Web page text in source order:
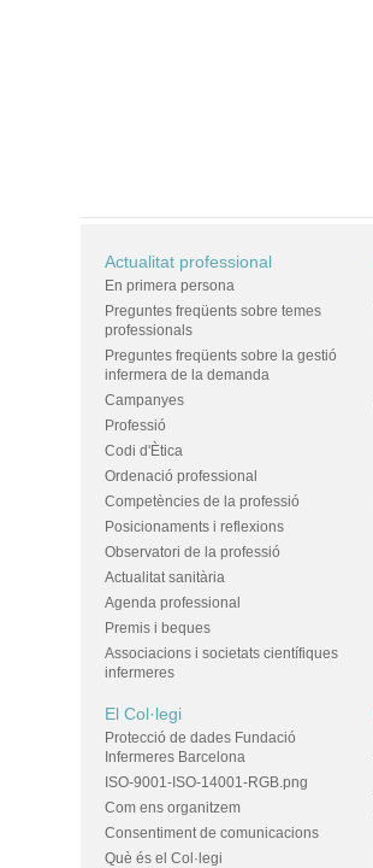
Actualitat professional
En primera persona
Preguntes freqüents sobre temes
professionals
Preguntes freqüents sobre la gestió
infermera de la demanda
Campanyes
Professió
Codi d'Ètica
Ordenació professional
Competències de la professió
Posicionaments i reflexions
Observatori de la professió
Actualitat sanitària
Agenda professional
Premis i beques
Associacions i societats científiques
infermeres
El Col·legi
Protecció de dades Fundació
Infermeres Barcelona
ISO-9001-ISO-14001-RGB.png
Com ens organitzem
Consentiment de comunicacions
Què és el Col·legi